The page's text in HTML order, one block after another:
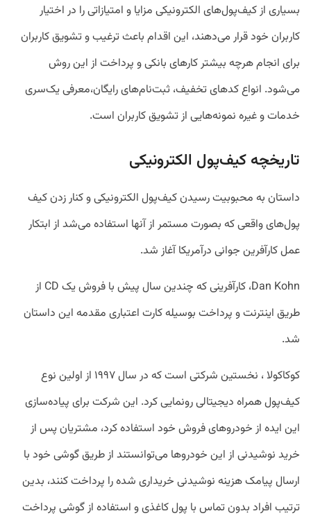
بسیاری از کیف‌پول‌های الکترونیکی مزایا و امتیازاتی را در اختیار
کاربران خود قرار می‌دهند، این اقدام باعث ترغیب و تشویق کاربران
برای انجام هرچه‌ بیشتر کارهای بانکی و پرداخت از این روش
می‌شود. انواع کدهای تخفیف، ثبت‌نام‌های رایگان،معرفی یک‌سری
خدمات و غیره نمونه‌هایی از تشویق کاربران است.
تاریخچه کیف‌پول الکترونیکی
داستان به محبوبیت رسیدن کیف‌پول الکترونیکی و کنار زدن کیف‌
پول‌های واقعی که بصورت مستمر از آنها استفاده می‌شد از ابتکار
عمل کارآفرین جوانی درآمریکا آغاز شد.
Dan Kohn، کارآفرینی که چندین سال پیش با فروش یک CD از
طریق اینترنت و پرداخت بوسیله کارت اعتباری مقدمه این داستان
شد.
کوکاکولا ، نخستین شرکتی است که در سال ۱۹۹۷ از اولین نوع
کیف‌پول همراه دیجیتالی رونمایی کرد. این شرکت برای پیاده‌سازی
این ایده از خودروهای فروش خود استفاده کرد، مشتریان پس از
خرید نوشیدنی از این خودروها می‌توانستند از طریق گوشی خود با
ارسال پیامک هزینه نوشیدنی خریداری شده را پرداخت کنند، بدین
ترتیب افراد بدون تماس با پول کاغذی و استفاده از گوشی پرداخت